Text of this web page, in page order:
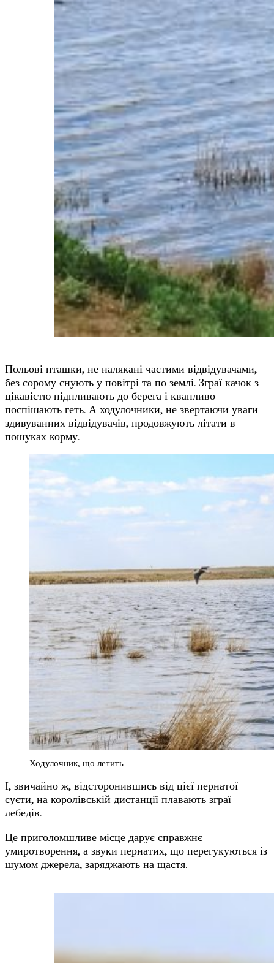
Польові пташки, не налякані частими відвідувачами,
без сорому снують у повітрі та по землі. Зграї качок з
цікавістю підпливають до берега і квапливо
поспішають геть. А ходулочники, не звертаючи уваги
здивуванних відвідувачів, продовжують літати в
пошуках корму.
Ходулочник, що летить
І, звичайно ж, відсторонившись від цієї пернатої
суєти, на королівській дистанції плавають зграї
лебедів.
Це приголомшливе місце дарує справжнє
умиротворення, а звуки пернатих, що перегукуються із
шумом джерела, заряджають на щастя.